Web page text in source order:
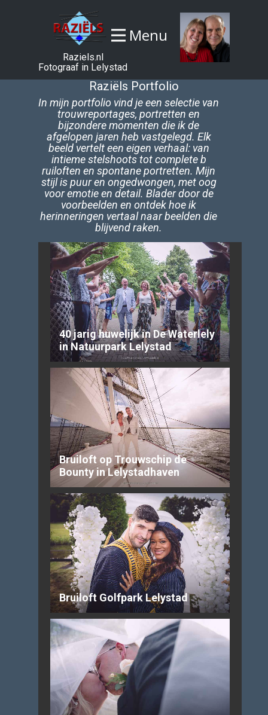
Menu
Raziels.nl
Fotograaf in Lelystad
Raziëls Portfolio
In mijn portfolio vind je een selectie van
trouwreportages, portretten en
bijzondere momenten die ik de
afgelopen jaren heb vastgelegd. Elk
beeld vertelt een eigen verhaal: van
intieme stelshoots tot complete b​
ruiloften en spontane portretten. Mijn
stijl is puur en ongedwongen, met oog
voor emotie en detail. Blader door de
voorbeelden en ontdek hoe ik
herinneringen vertaal naar beelden die
blijvend raken.
40 jarig huwelijk in De Waterlely
in Natuurpark Lelystad
Bruiloft op Trouwschip de
Bounty in Lelystadhaven
Bruiloft Golfpark Lelystad